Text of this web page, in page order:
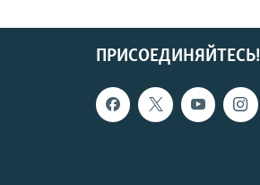
ПРИСОЕДИНЯЙТЕСЬ!